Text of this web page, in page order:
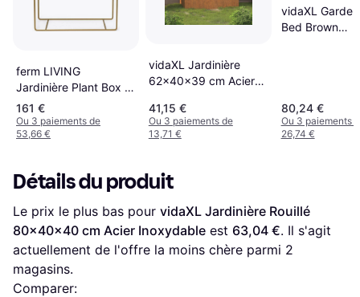
ferm LIVING
Jardinière Plant Box -
Paille - Marron
161 €
Ou 3 paiements de
53,66 €
vidaXL Jardinière
62x40x39 cm Acier
41,15 €
Ou 3 paiements de
13,71 €
vidaXL
Bed Brown
80,24 €
Ou 3 paiements
26,74 €
Détails du produit
Le prix le plus bas pour vidaXL Jardinière Rouillé
80x40x40 cm Acier Inoxydable est 63,04 €. Il s'agit
actuellement de l'offre la moins chère parmi 2
magasins.
Comparer: